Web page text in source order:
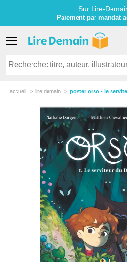
Sur Lire-
Paiement par mandat
accueil lire demain poster orso - le